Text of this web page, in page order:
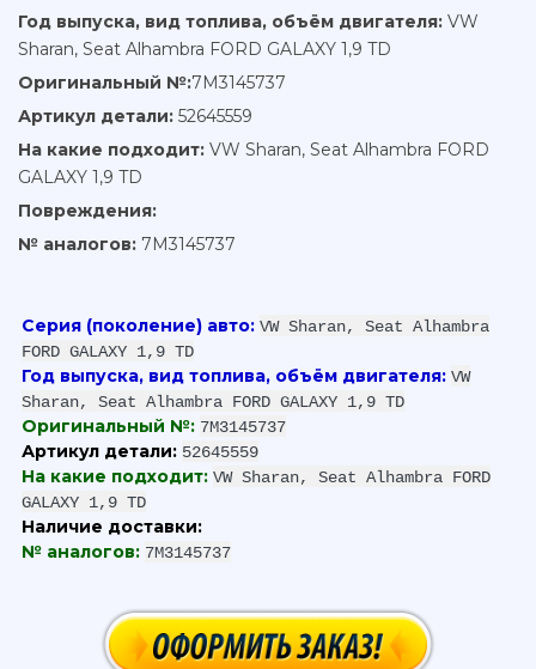
Год выпуска, вид топлива, объём двигателя: VW
Sharan, Seat Alhambra FORD GALAXY 1,9 TD
Оригинальный №:7M3145737
Артикул детали: 52645559
На какие подходит: VW Sharan, Seat Alhambra FORD
GALAXY 1,9 TD
Повреждения:
№ аналогов: 7M3145737
Серия (поколение) авто: VW Sharan, Seat Alhambra
FORD GALAXY 1,9 TD
Год выпуска, вид топлива, объём двигателя: VW
Sharan, Seat Alhambra FORD GALAXY 1,9 TD
Оригинальный №: 7M3145737
Артикул детали: 52645559
На какие подходит: VW Sharan, Seat Alhambra FORD
GALAXY 1,9 TD
Наличие доставки:
№ аналогов: 7M3145737